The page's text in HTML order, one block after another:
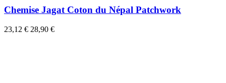
Chemise Jagat Coton du Népal Patchwork
23,12 € 28,90 €